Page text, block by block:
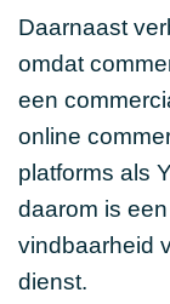
Daarnaast
omdat
een
online
platforms als
daarom is
vindbaarheid
dienst.